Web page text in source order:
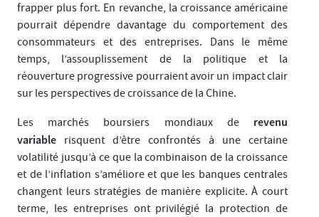
frapper plus fort. En revanche, la croissance américaine
pourrait dépendre davantage du comportement des
consommateurs et des entreprises. Dans le même
temps, l’assouplissement de la politique et la
réouverture progressive pourraient avoir un impact clair
sur les perspectives de croissance de la Chine.
Les marchés boursiers mondiaux de revenu
variable risquent d’être confrontés à une certaine
volatilité jusqu’à ce que la combinaison de la croissance
et de l’inflation s’améliore et que les banques centrales
changent leurs stratégies de manière explicite. À court
terme, les entreprises ont privilégié la protection de